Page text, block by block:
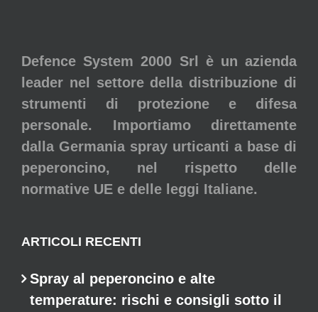
Defence System 2000 Srl è un azienda
leader nel settore della distribuzione di
strumenti di protezione e difesa
personale. Importiamo direttamente
dalla Germania spray urticanti a base di
peperoncino, nel rispetto delle
normative UE e delle leggi Italiane.
ARTICOLI RECENTI
Spray al peperoncino e alte
temperature: rischi e consigli sotto il